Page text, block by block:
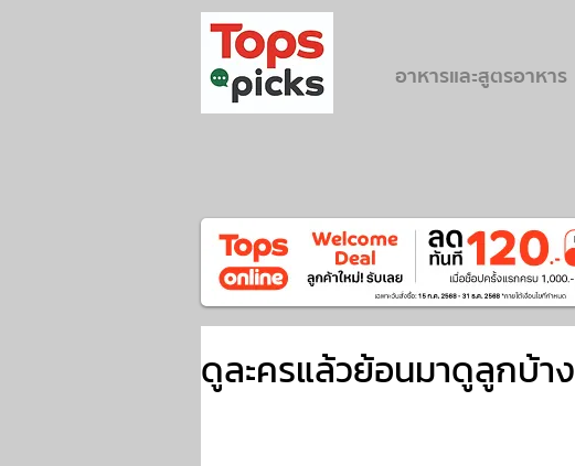
อาหารและสูตรอาหาร
ดูละครแล้วย้อนมาดูลูกบ้าง